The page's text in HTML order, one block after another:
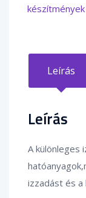
női
100
mennyiség
készítmények
Leírás
Leírás
A különleges
izzadást és a